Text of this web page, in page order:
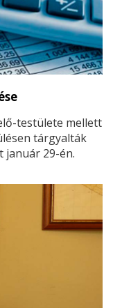
testülete mellett
tárgyalták
január 29-én.